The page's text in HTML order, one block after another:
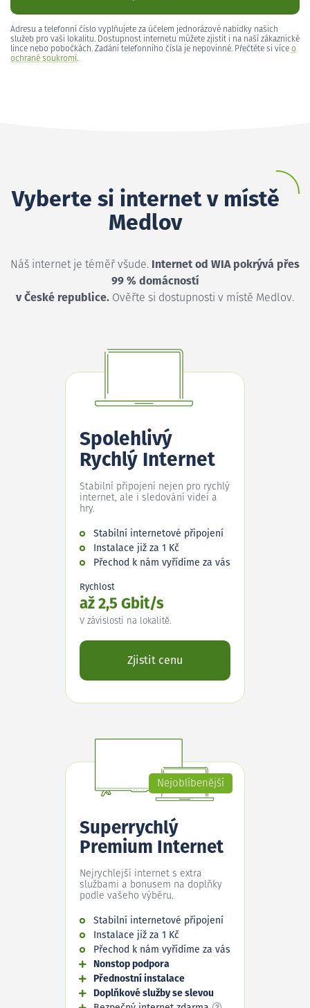
Adresu a telefonní číslo vyplňujete za účelem jednorázové nabídky našich
služeb pro vaši lokalitu. Dostupnost internetu můžete zjistit i na naší zákaznické
lince nebo pobočkách. Zadání telefonního čísla je nepovinné. Přečtěte si více o
ochraně soukromí.
Vyberte si internet v místě
Medlov
Náš internet je téměř všude. Internet od WIA pokrývá přes
99 % domácností
v České republice. Ověřte si dostupnosti v místě Medlov.
Spolehlivý
Rychlý Internet
Stabilní připojení nejen pro rychlý
internet, ale i sledování videí a
hry.
Stabilní internetové připojení
Instalace již za 1 Kč
Přechod k nám vyřídíme za vás
Rychlost
až 2,5 Gbit/s
V závislosti na lokalitě.
Zjistit cenu
Nejoblíbenější
Superrychlý
Premium Internet
Nejrychlejší internet s extra
službami a bonusem na doplňky
podle vašeho výběru.
Stabilní internetové připojení
Instalace již za 1 Kč
Přechod k nám vyřídíme za vás
Nonstop podpora
Přednostní instalace
Doplňkové služby se slevou